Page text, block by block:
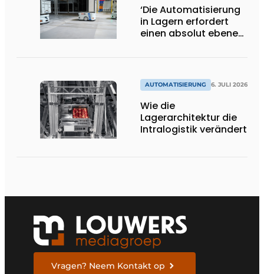
‘Die Automatisierung
in Lagern erfordert
einen absolut ebenen
AUTOMATISIERUNG 6. JULI 2026
Wie die
Lagerarchitektur die
Intralogistik verändert
Vragen? Neem Kontakt op